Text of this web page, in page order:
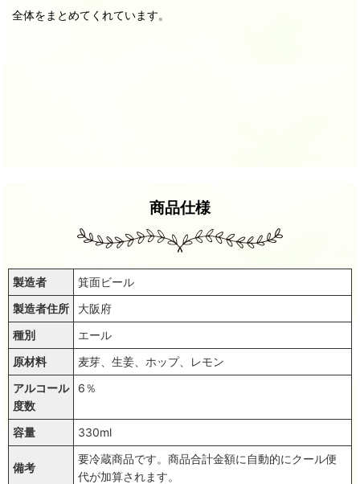
全体をまとめてくれています。
商品仕様
製造者
箕面ビール
製造者住所
大阪府
種別
エール
原材料
麦芽、生姜、ホップ、レモン
アルコール
度数
6％
容量 330ml
備考
要冷蔵商品です。商品合計金額に自動的にクール便
代が加算されます。